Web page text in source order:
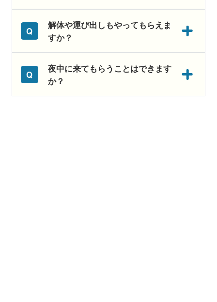
解体や運び出しもやってもらえま
すか？
夜中に来てもらうことはできます
か？